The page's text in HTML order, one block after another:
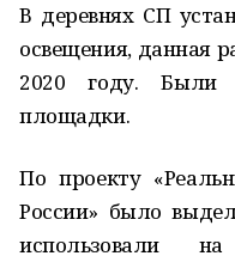
В деревнях СП
освещения, данная
2020 году. Были
площадки.
По проекту
России» было
использовали